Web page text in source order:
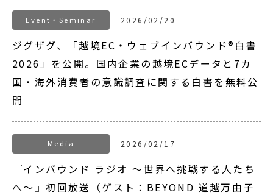
Event・Seminar 2026/02/20
ジグザグ、「越境EC・ウェブインバウンド®白書
2026」を公開。国内企業の越境ECデータと7カ
国・海外消費者の意識調査に関する白書を無料公
開
Media 2026/02/17
『インバウンド ラジオ 〜世界へ挑戦する人たち
へ〜』初回放送（ゲスト：BEYOND 道越万由子